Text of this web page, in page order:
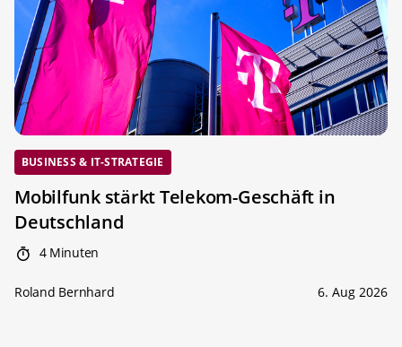
BUSINESS & IT-STRATEGIE
Mobilfunk stärkt Telekom-Geschäft in
Deutschland
4 Minuten
Roland Bernhard 6. Aug 2026